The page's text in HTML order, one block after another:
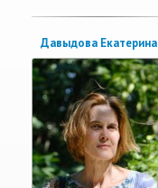
Давыдова Екатерина